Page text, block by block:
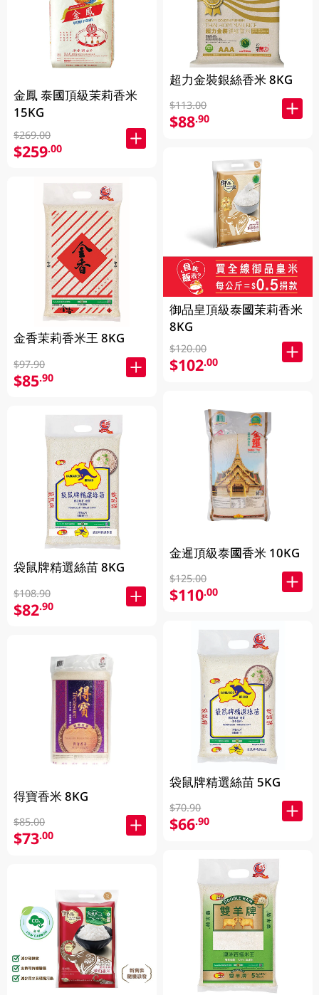
金鳳 泰國頂級茉莉香米
15KG
$269.00
$259.00
金香茉莉香米王 8KG
$97.90
$85.90
袋鼠牌精選絲苗 8KG
$108.90
$82.90
得寶香米 8KG
$85.00
$73.00
超力金裝銀絲香米 8KG
$113.00
$88.90
御品皇頂級泰國茉莉香米
8KG
$120.00
$102.00
金暹頂級泰國香米 10KG
$125.00
$110.00
袋鼠牌精選絲苗 5KG
$70.90
$66.90